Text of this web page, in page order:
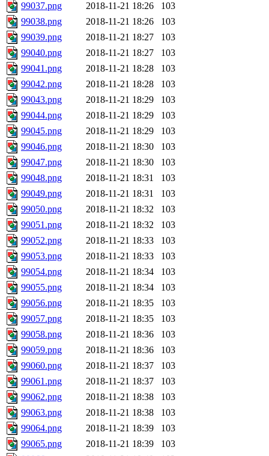
99037.png
2018-11-21 18:26
103
99038.png
2018-11-21 18:26
103
99039.png
2018-11-21 18:27
103
99040.png
2018-11-21 18:27
103
99041.png
2018-11-21 18:28
103
99042.png
2018-11-21 18:28
103
99043.png
2018-11-21 18:29
103
99044.png
2018-11-21 18:29
103
99045.png
2018-11-21 18:29
103
99046.png
2018-11-21 18:30
103
99047.png
2018-11-21 18:30
103
99048.png
2018-11-21 18:31
103
99049.png
2018-11-21 18:31
103
99050.png
2018-11-21 18:32
103
99051.png
2018-11-21 18:32
103
99052.png
2018-11-21 18:33
103
99053.png
2018-11-21 18:33
103
99054.png
2018-11-21 18:34
103
99055.png
2018-11-21 18:34
103
99056.png
2018-11-21 18:35
103
99057.png
2018-11-21 18:35
103
99058.png
2018-11-21 18:36
103
99059.png
2018-11-21 18:36
103
99060.png
2018-11-21 18:37
103
99061.png
2018-11-21 18:37
103
99062.png
2018-11-21 18:38
103
99063.png
2018-11-21 18:38
103
99064.png
2018-11-21 18:39
103
99065.png
2018-11-21 18:39
103